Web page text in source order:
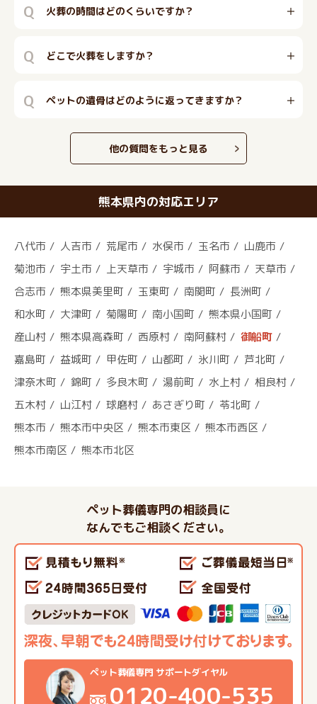
Q 火葬の時間はどのくらいですか？
Q どこで火葬をしますか？
Q ペットの遺骨はどのように返ってきますか？
他の質問をもっと見る
熊本県内の対応エリア
八代市 人吉市 荒尾市 水俣市 玉名市
山鹿市
菊池市
宇土市 上天草市 宇城市 阿蘇市
天草市
合志市
熊本県美里町 玉東町 南関町
長洲町
和水町
大津町 菊陽町 南小国町
熊本県小国町
産山村
熊本県高森町 西原村 南阿蘇村
御船町
嘉島町
益城町 甲佐町 山都町 氷川町
芦北町
津奈木町
錦町 多良木町 湯前町 水上村
相良村
五木村
山江村 球磨村 あさぎり町
苓北町
熊本市
熊本市中央区 熊本市東区
熊本市西区
熊本市南区
熊本市北区
ペット葬儀専門の相談員に
なんでもご相談ください。
ペット葬儀専門 サポートダイヤル
0120-400-535